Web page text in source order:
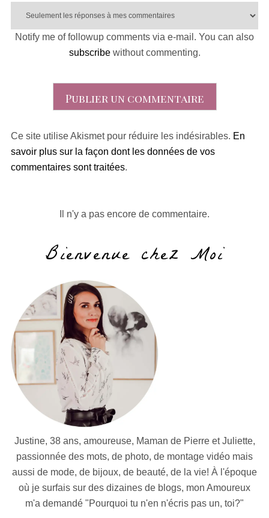
Notify me of followup comments via e-mail. You can also
subscribewithout commenting.
Ce site utilise Akismet pour réduire les indésirables. En
savoir plus sur la façon dont les données de vos
commentaires sont traitées.
Il n'y a pas encore de commentaire.
Bienvenue chez Moi
Justine, 38 ans, amoureuse, Maman de Pierre et Juliette,
passionnée des mots, de photo, de montage vidéo mais
aussi de mode, de bijoux, de beauté, de la vie! À l'époque
où je surfais sur des dizaines de blogs, mon Amoureux
m'a demandé "Pourquoi tu n'en n'écris pas un, toi?"